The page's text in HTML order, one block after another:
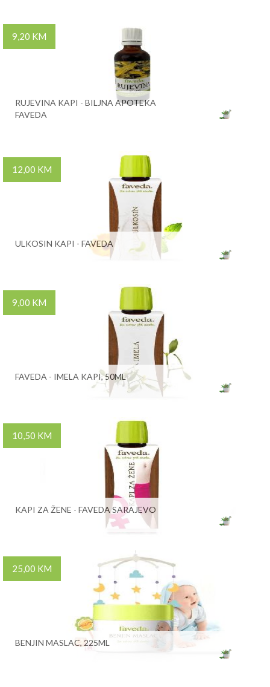
9,20 KM
RUJEVINA KAPI - BILJNA APOTEKA
FAVEDA
12,00 KM
ULKOSIN KAPI - FAVEDA
9,00 KM
FAVEDA - IMELA KAPI, 50ML
10,50 KM
KAPI ZA ŽENE - FAVEDA SARAJEVO
25,00 KM
BENJIN MASLAC, 225ML